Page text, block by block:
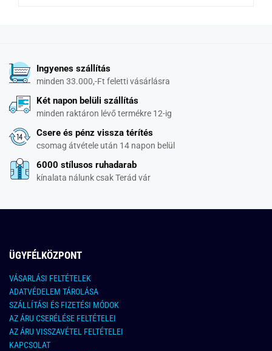
Ingyenes szállítás
minden 33.000,-Ft feletti vásárlásra
Két napon belüli szállítás
minden raktáron lévő termékre 12-ig
Csere és pénz vissza térítés
csomag átvétele után 14 napon belül
6000 stílusos ruhadarab
kínalata nálunk csak Terád vár
ÜGYFÉLKÖZPONT
VÁSARLÁSI FELTÉTELEK
ADATVÉDELEM TÁROLÁSA
SZÁLLÍTÁSI ÉS FIZETÉSI MÓDOK
AZ ÁRU CSERÉLÉSE FELTÉTELEI
AZ ÁRU VISSZAVÉTEL FELTÉTELEI
KAPCSOLAT